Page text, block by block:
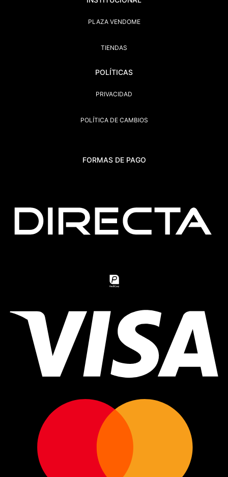
PLAZA VENDOME
TIENDAS
POLÍTICAS
PRIVACIDAD
POLÍTICA DE CAMBIOS
FORMAS DE PAGO